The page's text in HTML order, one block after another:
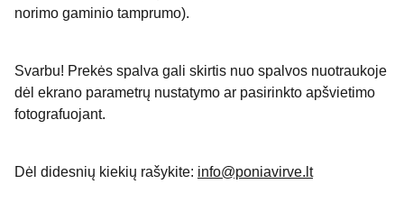
norimo gaminio tamprumo).
Svarbu! Prekės spalva gali skirtis nuo spalvos nuotraukoje
dėl ekrano parametrų nustatymo ar pasirinkto apšvietimo
fotografuojant.
Dėl didesnių kiekių rašykite: info@poniavirve.lt